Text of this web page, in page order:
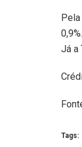
Já a
Tags: